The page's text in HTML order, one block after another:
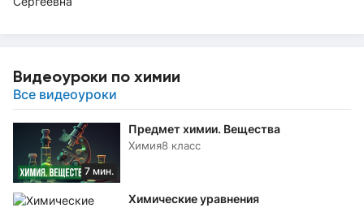
Видеоуроки по химии
Все видеоуроки
7 мин.
Предмет химии. Вещества
Химия8 класс
Химические уравнения